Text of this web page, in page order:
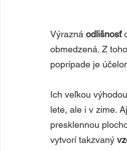
Výrazná odlišnosť
obmedzená. Z
poprípade je
Ich veľkou
lete, ale i v zime.
presklennou
vytvorí takzvaný